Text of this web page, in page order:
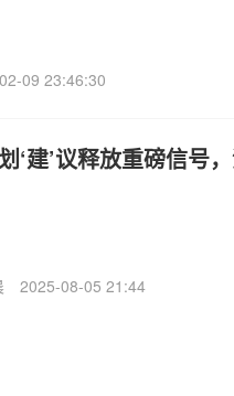
09 23:46:30
‘建’议释放重磅信号
2025-08-05 21:44